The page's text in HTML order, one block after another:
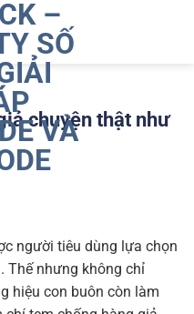
chuyện thật như
người tiêu dùng lựa chọn
Thế nhưng không chỉ
hiệu con buôn còn làm